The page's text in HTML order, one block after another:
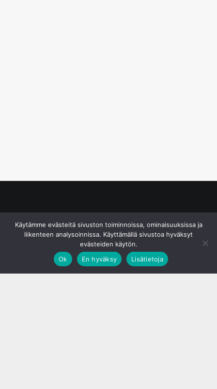
Käytämme evästeitä sivuston toiminnoissa, ominaisuuksissa ja
liikenteen analysoinnissa. Käyttämällä sivustoa hyväksyt
evästeiden käytön.
Ok
En hyväksy Lisätietoja